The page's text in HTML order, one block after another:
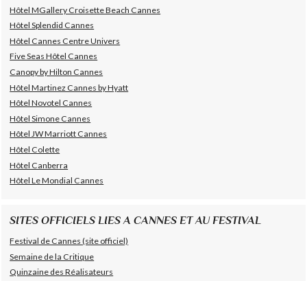
Hôtel MGallery Croisette Beach Cannes
Hôtel Splendid Cannes
Hôtel Cannes Centre Univers
Five Seas Hôtel Cannes
Canopy by Hilton Cannes
Hôtel Martinez Cannes by Hyatt
Hôtel Novotel Cannes
Hôtel Simone Cannes
Hôtel JW Marriott Cannes
Hôtel Colette
Hôtel Canberra
Hôtel Le Mondial Cannes
SITES OFFICIELS LIES A CANNES ET AU FESTIVAL
Festival de Cannes (site officiel)
Semaine de la Critique
Quinzaine des Réalisateurs